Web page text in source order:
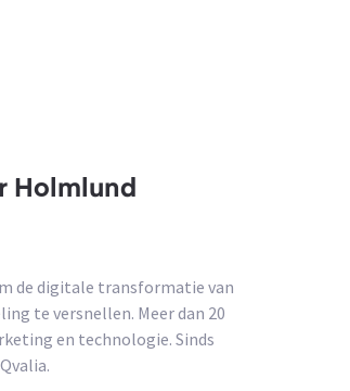
Holmlund
de digitale transformatie van
te versnellen. Meer dan 20
en technologie. Sinds